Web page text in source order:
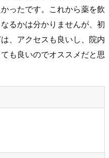
ったです。これから薬を飲
るかは分かりませんが、初
、アクセスも良いし、院内
も良いのでオススメだと思